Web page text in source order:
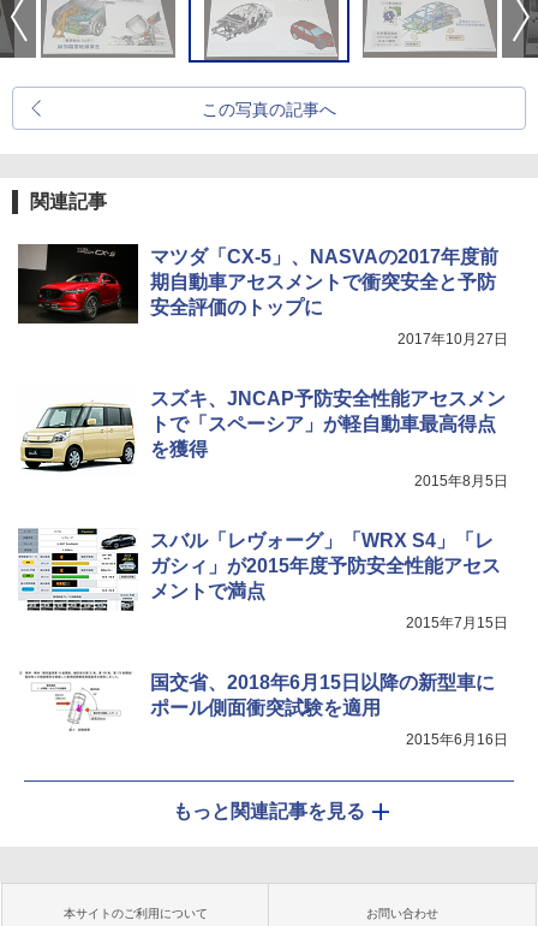
この写真の記事へ
関連記事
マツダ「CX-5」、NASVAの2017年度前
期自動車アセスメントで衝突安全と予防
安全評価のトップに
2017年10月27日
スズキ、JNCAP予防安全性能アセスメン
トで「スペーシア」が軽自動車最高得点
を獲得
2015年8月5日
スバル「レヴォーグ」「WRX S4」「レ
ガシィ」が2015年度予防安全性能アセス
メントで満点
2015年7月15日
国交省、2018年6月15日以降の新型車に
ポール側面衝突試験を適用
2015年6月16日
もっと関連記事を見る
本サイトのご利用について お問い合わせ